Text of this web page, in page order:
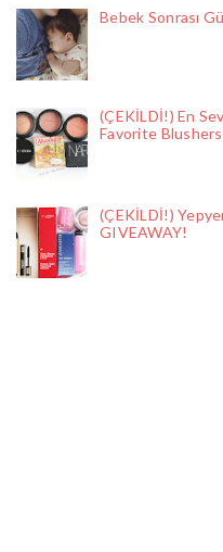
Bebek Sonrası
(ÇEKİLDİ!) En
Favorite
(ÇEKİLDİ!)
GIVEAWAY!